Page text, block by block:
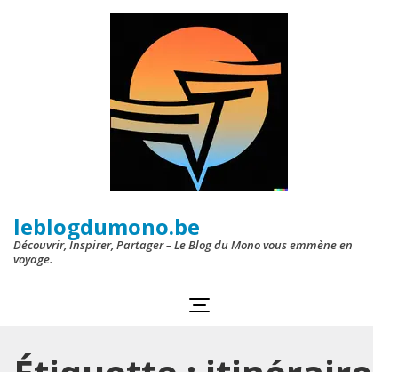
leblogdumono.be
Découvrir, Inspirer, Partager – Le Blog du Mono vous emmène en
voyage.